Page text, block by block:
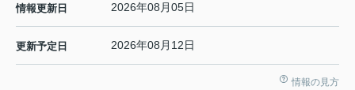
情報更新日 2026年08月05日
更新予定日 2026年08月12日
情報の見方